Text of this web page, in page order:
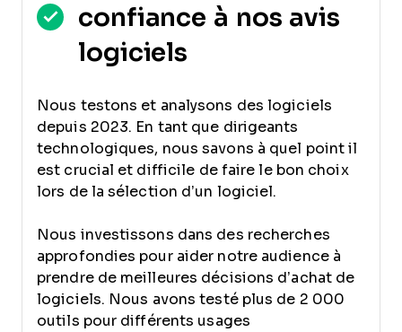
confiance à nos avis
logiciels
Nous testons et analysons des logiciels
depuis 2023. En tant que dirigeants
technologiques, nous savons à quel point il
est crucial et difficile de faire le bon choix
lors de la sélection d’un logiciel.
Nous investissons dans des recherches
approfondies pour aider notre audience à
prendre de meilleures décisions d’achat de
logiciels. Nous avons testé plus de 2 000
outils pour différents usages